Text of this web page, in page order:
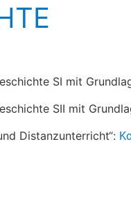
SI mit
SII mit
Distanzunterricht“: